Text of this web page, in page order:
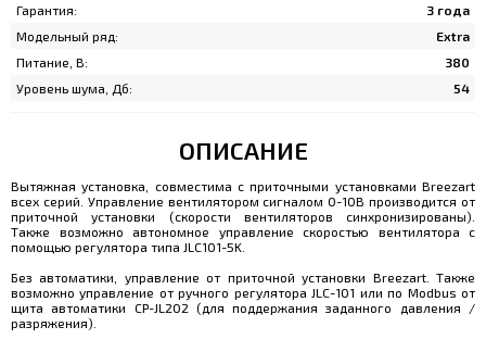
Гарантия:
3 года
Модельный ряд:
Extra
Питание, В:
380
Уровень шума, Дб:
54
ОПИСАНИЕ
Вытяжная установка, совместима с приточными установками Breezart
всех серий. Управление вентилятором сигналом 0-10В производится от
приточной установки (скорости вентиляторов синхронизированы).
Также возможно автономное управление скоростью вентилятора с
помощью регулятора типа JLС101-5K.
Без автоматики, управление от приточной установки Breezart. Также
возможно управление от ручного регулятора JLC-101 или по Modbus от
щита автоматики CP-JL202 (для поддержания заданного давления /
разряжения).